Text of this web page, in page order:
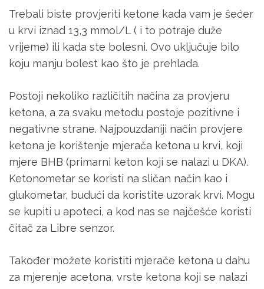
Trebali biste provjeriti ketone kada vam je šećer
u krvi iznad 13,3 mmol/L ( i to potraje duže
vrijeme) ili kada ste bolesni. Ovo uključuje bilo
koju manju bolest kao što je prehlada.
Postoji nekoliko različitih načina za provjeru
ketona, a za svaku metodu postoje pozitivne i
negativne strane. Najpouzdaniji način provjere
ketona je korištenje mjerača ketona u krvi, koji
mjere BHB (primarni keton koji se nalazi u DKA).
Ketonometar se koristi na sličan način kao i
glukometar, budući da koristite uzorak krvi. Mogu
se kupiti u apoteci, a kod nas se najčešće koristi
čitač za Libre senzor.
Također možete koristiti mjerače ketona u dahu
za mjerenje acetona, vrste ketona koji se nalazi